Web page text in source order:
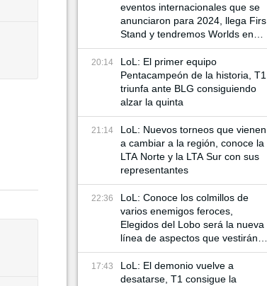
eventos internacionales que se
anunciaron para 2024, llega Firs
Stand y tendremos Worlds en
China
20:14
LoL: El primer equipo
Pentacampeón de la historia, T1
triunfa ante BLG consiguiendo
alzar la quinta
21:14
LoL: Nuevos torneos que vienen
a cambiar a la región, conoce la
LTA Norte y la LTA Sur con sus
representantes
22:36
LoL: Conoce los colmillos de
varios enemigos feroces,
Elegidos del Lobo será la nueva
línea de aspectos que vestirán a
Ambessa y Swain
17:43
LoL: El demonio vuelve a
desatarse, T1 consigue la